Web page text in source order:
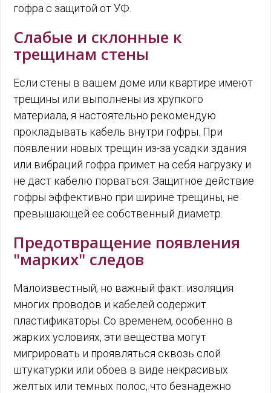
гофра с защитой от УФ.
Слабые и склонные к
трещинам стены
Если стены в вашем доме или квартире имеют
трещины или выполнены из хрупкого
материала, я настоятельно рекомендую
прокладывать кабель внутри гофры. При
появлении новых трещин из-за усадки здания
или вибраций гофра примет на себя нагрузку и
не даст кабелю порваться. Защитное действие
гофры эффективно при ширине трещины, не
превышающей ее собственный диаметр.
Предотвращение появления
"марких" следов
Малоизвестный, но важный факт: изоляция
многих проводов и кабелей содержит
пластификаторы. Со временем, особенно в
жарких условиях, эти вещества могут
мигрировать и проявляться сквозь слой
штукатурки или обоев в виде некрасивых
желтых или темных полос, что безнадежно